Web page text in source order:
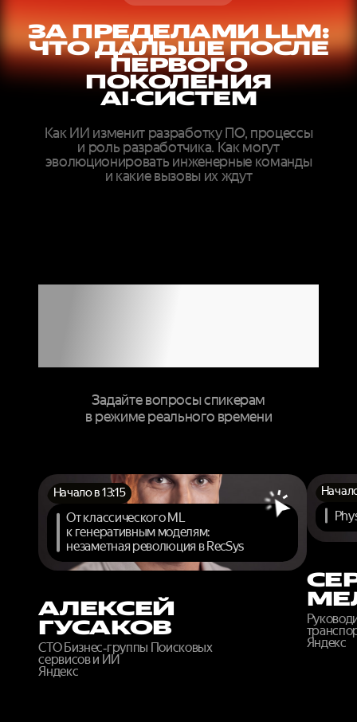
ЗА ПРЕДЕЛАМИ LLM:
ЧТО ДАЛЬШЕ ПОСЛЕ
ПЕРВОГО
ПОКОЛЕНИЯ
AI‑СИСТЕМ
Как ИИ изменит разработку ПО, процессы
и роль разработчика. Как могут
эволюционировать инженерные команды
и какие вызовы их ждут
Задайте вопросы спикерам
в режиме реального времени
Начало в 13:15
От классического ML
к генеративным моделям:
незаметная революция в RecSys
АЛЕКСЕЙ
ГУСАКОВ
CTO Бизнес‑группы Поисковых
сервисов и ИИ
Яндекс
Яндекс